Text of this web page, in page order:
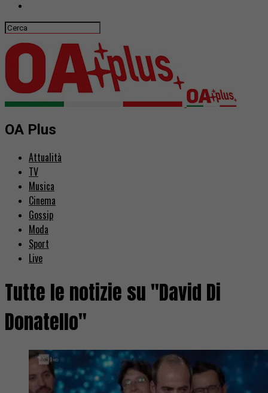
OA Plus
Attualità
TV
Musica
Cinema
Gossip
Moda
Sport
Live
Tutte le notizie su "David Di
Donatello"